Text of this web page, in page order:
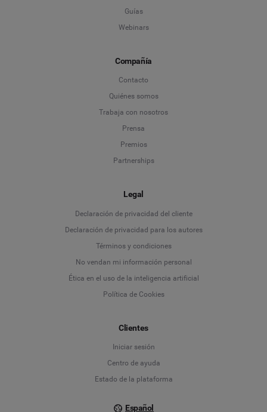
Guías
Webinars
Compañía
Contacto
Quiénes somos
Trabaja con nosotros
Prensa
Premios
Partnerships
Legal
Declaración de privacidad del cliente
Declaración de privacidad para los autores
Términos y condiciones
No vendan mi información personal
Ética en el uso de la inteligencia artificial
Política de Cookies
Clientes
Iniciar sesión
Centro de ayuda
Estado de la plataforma
Español